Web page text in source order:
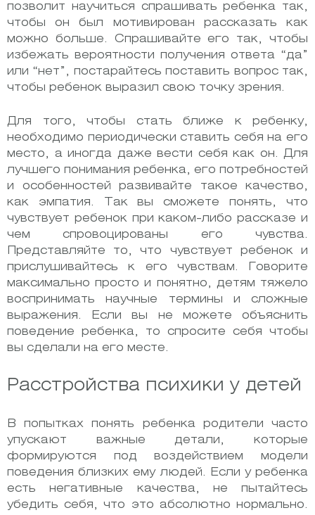
позволит научиться спрашивать ребенка так,
чтобы он был мотивирован рассказать как
можно больше. Спрашивайте его так, чтобы
избежать вероятности получения ответа “да”
или “нет”, постарайтесь поставить вопрос так,
чтобы ребенок выразил свою точку зрения.
Для того, чтобы стать ближе к ребенку,
необходимо периодически ставить себя на его
место, а иногда даже вести себя как он. Для
лучшего понимания ребенка, его потребностей
и особенностей развивайте такое качество,
как эмпатия. Так вы сможете понять, что
чувствует ребенок при каком-либо рассказе и
чем спровоцированы его чувства.
Представляйте то, что чувствует ребенок и
прислушивайтесь к его чувствам. Говорите
максимально просто и понятно, детям тяжело
воспринимать научные термины и сложные
выражения. Если вы не можете объяснить
поведение ребенка, то спросите себя чтобы
вы сделали на его месте.
Расстройства психики у детей
В попытках понять ребенка родители часто
упускают важные детали, которые
формируются под воздействием модели
поведения близких ему людей. Если у ребенка
есть негативные качества, не пытайтесь
убедить себя, что это абсолютно нормально.